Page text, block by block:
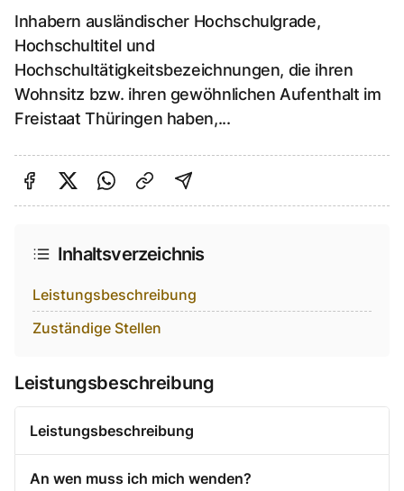
Inhabern ausländischer Hochschulgrade,
Hochschultitel und
Hochschultätigkeitsbezeichnungen, die ihren
Wohnsitz bzw. ihren gewöhnlichen Aufenthalt im
Freistaat Thüringen haben,...
Auf Facebook teilen
Auf Twitter teilen
Per Link teilen
shareViaEmail
Inhaltsverzeichnis
Leistungsbeschreibung
Zuständige Stellen
Leistungsbeschreibung
Leistungsbeschreibung
An wen muss ich mich wenden?